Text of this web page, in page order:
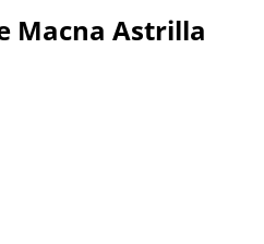
Macna Astrilla